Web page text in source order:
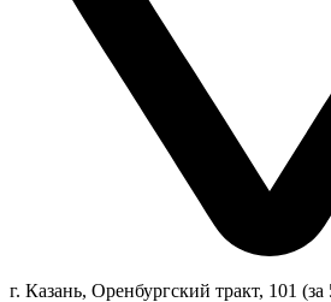
г. Казань, Оренбургский тракт, 101 (за